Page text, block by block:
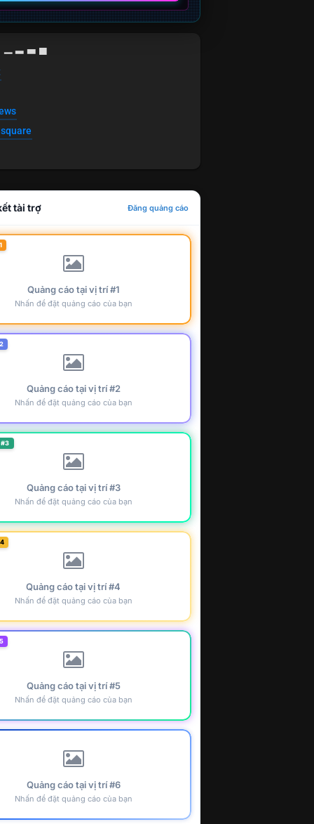
▁ ▂ ▃ ▄
tài trợ Đăng quảng cáo
Quảng cáo tại vị trí #1
Nhấn để đặt quảng cáo của bạn
Quảng cáo tại vị trí #2
Nhấn để đặt quảng cáo của bạn
Quảng cáo tại vị trí #3
Nhấn để đặt quảng cáo của bạn
Quảng cáo tại vị trí #4
Nhấn để đặt quảng cáo của bạn
Quảng cáo tại vị trí #5
Nhấn để đặt quảng cáo của bạn
Quảng cáo tại vị trí #6
Nhấn để đặt quảng cáo của bạn